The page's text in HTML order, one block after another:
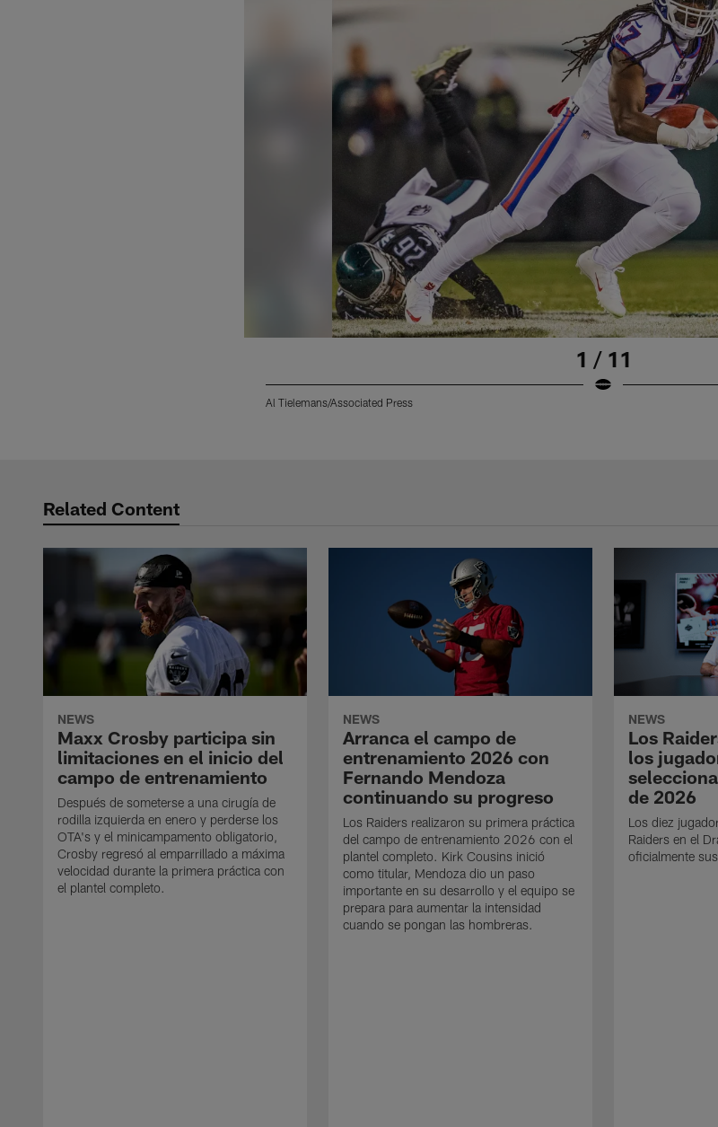
1 / 11
Al Tielemans/Associated Press
Related Content
NEWS
Maxx Crosby participa sin
limitaciones en el inicio del
campo de entrenamiento
Después de someterse a una cirugía de
rodilla izquierda en enero y perderse los
OTA's y el minicampamento obligatorio,
Crosby regresó al emparrillado a máxima
velocidad durante la primera práctica con
el plantel completo.
NEWS
Arranca el campo de
entrenamiento 2026 con
Fernando Mendoza
continuando su progreso
Los Raiders realizaron su primera práctica
del campo de entrenamiento 2026 con el
plantel completo. Kirk Cousins inició
como titular, Mendoza dio un paso
importante en su desarrollo y el equipo se
prepara para aumentar la intensidad
cuando se pongan las hombreras.
NEWS
Los
los
de 2026
Los diez
Raiders en el
oficialmente